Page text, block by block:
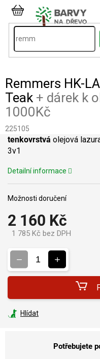
Přejít
obsahNÁKUPNÍ
KOŠÍK
Remmers HK-
Teak + dárek k
1000Kč
225105
2 160 Kč
1 785 Kč bez DPH
Možnosti doručení
tenkovrstvá olejová
3v1
Detailní informace
Hlídat
Potřebujete